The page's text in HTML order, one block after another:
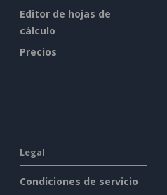
Editor de hojas de
cálculo
Precios
Legal
Condiciones de servicio